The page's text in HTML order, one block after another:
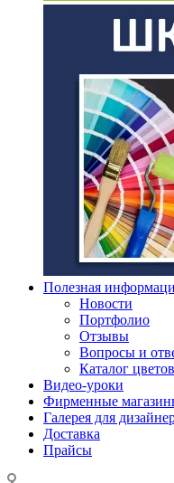
Полезная
Новости
Портфолио
Отзывы
Вопросы и
Каталог цветов
Видео-уроки
Фирменные
Галерея для
Доставка
Прайсы